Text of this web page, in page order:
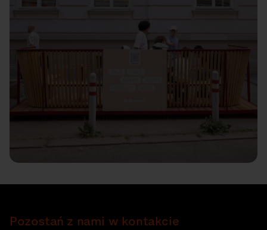
Pozostań z nami w kontakcie